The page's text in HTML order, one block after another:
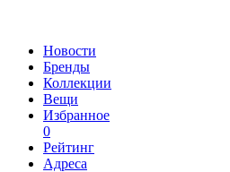
Новости
Бренды
Коллекции
Вещи
Избранное
0
Рейтинг
Адреса